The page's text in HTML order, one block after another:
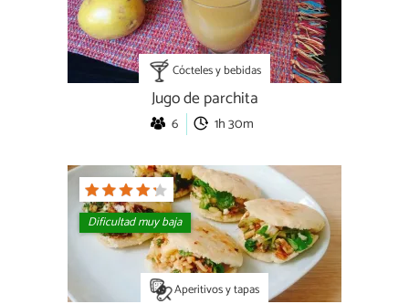
Cócteles y bebidas
Jugo de parchita
6 1h 30m
Dificultad muy baja
Aperitivos y tapas